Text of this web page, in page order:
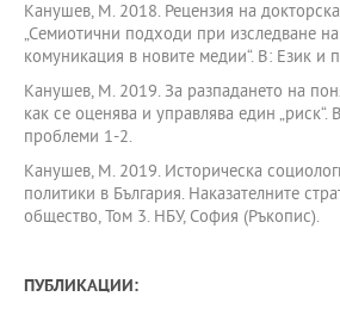
Канушев, М. 2018. Рецензия на
„Семиотични подходи при изследване
комуникация в новите медии“. В: Език и
Канушев, М. 2019. За разпадането на
как се оценява и управлява един „риск“.
проблеми 1-2.
Канушев, М. 2019. Историческа
политики в България. Наказателните
общество, Том 3. НБУ, София (Ръкопис).
ПУБЛИКАЦИИ: